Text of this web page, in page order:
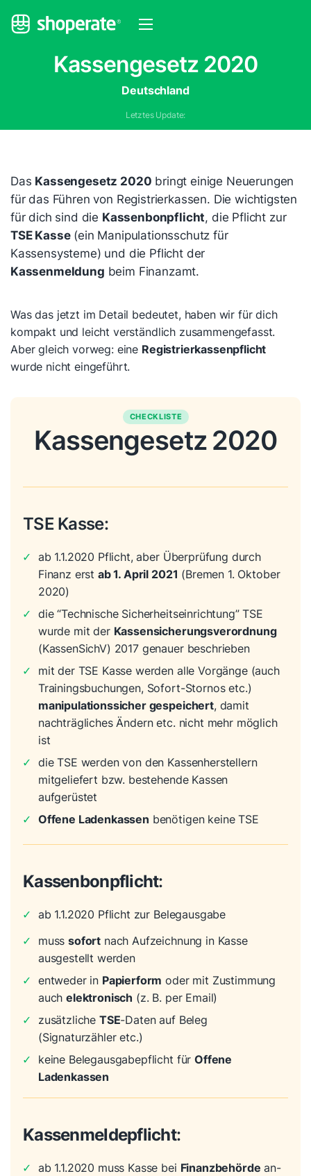
Kassengesetz 2020
Deutschland
Letztes Update:
Das Kassengesetz 2020 bringt einige Neuerungen
für das Führen von Registrierkassen. Die wichtigsten
für dich sind die Kassenbonpflicht, die Pflicht zur
TSE Kasse(ein Manipulationsschutz für
Kassensysteme) und die Pflicht der
Kassenmeldung beim Finanzamt.
Was das jetzt im Detail bedeutet, haben wir für dich
kompakt und leicht verständlich zusammengefasst.
Aber gleich vorweg: eine Registrierkassenpflicht
wurde nicht eingeführt.
CHECKLISTE
Kassengesetz 2020
TSE Kasse:
✓ ab 1.1.2020 Pflicht, aber Überprüfung durch
Finanz erst ab 1. April 2021 (Bremen 1. Oktober
2020)
✓ die “Technische Sicherheitseinrichtung” TSE
wurde mit der Kassensicherungsverordnung
(KassenSichV) 2017 genauer beschrieben
✓ mit der TSE Kasse werden alle Vorgänge (auch
Trainingsbuchungen, Sofort-Stornos etc.)
manipulationssicher gespeichert, damit
nachträgliches Ändern etc. nicht mehr möglich
ist
✓ die TSE werden von den Kassenherstellern
mitgeliefert bzw. bestehende Kassen
aufgerüstet
✓ Offene Ladenkassen benötigen keine TSE
Kassenbonpflicht:
✓ ab 1.1.2020 Pflicht zur Belegausgabe
✓ musssofort nach Aufzeichnung in Kasse
ausgestellt werden
✓ entweder in Papierform oder mit Zustimmung
auchelektronisch (z. B. per Email)
✓ zusätzliche TSE-Daten auf Beleg
(Signaturzähler etc.)
✓ keine Belegausgabepflicht fürOffene
Ladenkassen
Kassenmeldepflicht:
✓ ab 1.1.2020 muss Kasse bei Finanzbehörde an-